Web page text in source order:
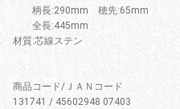
柄長:290mm 穂先:65mm
全長:445mm
材質:芯線ステン
商品コード/ＪＡＮコード
131741 / 45602948 07403